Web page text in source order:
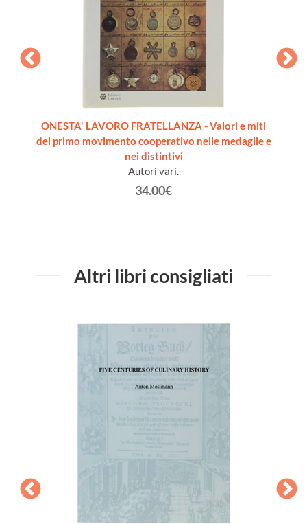
ONESTA' LAVORO FRATELLANZA - Valori e miti
del primo movimento cooperativo nelle medaglie e
nei distintivi
Autori vari.
34.00€
Altri libri consigliati